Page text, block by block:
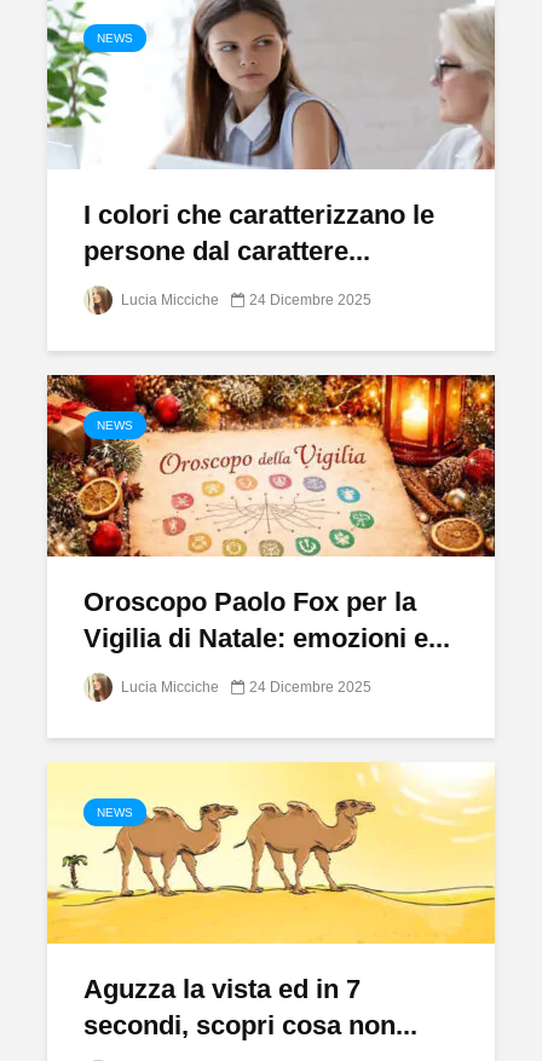
NEWS
I colori che caratterizzano le
persone dal carattere...
Lucia Micciche 24 Dicembre 2025
NEWS
Oroscopo Paolo Fox per la
Vigilia di Natale: emozioni e...
Lucia Micciche 24 Dicembre 2025
NEWS
Aguzza la vista ed in 7
secondi, scopri cosa non...